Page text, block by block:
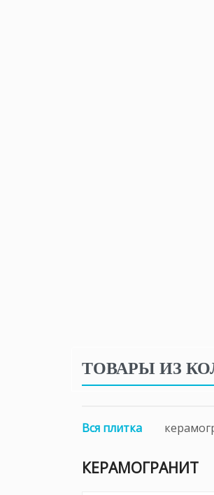
ТОВАРЫ ИЗ
Вся плитка
КЕРАМОГРАНИТ